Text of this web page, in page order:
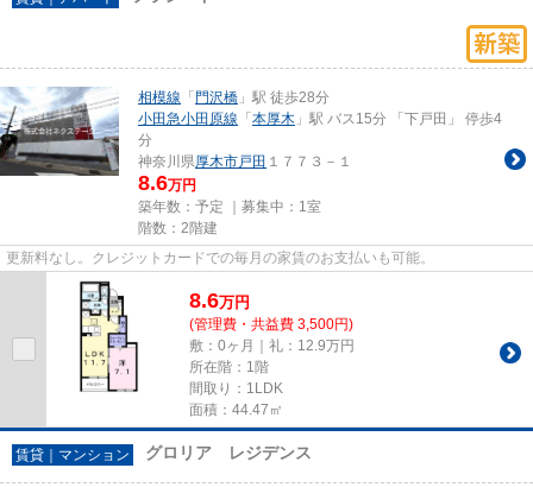
相模線 「門沢橋 」駅 徒歩28分
小田急小田原線 「本厚木 」駅 バス15分 「下戸田」 停歩4
分
神奈川県厚木市戸田 １７７３－１
8.6万円
築年数：予定 ｜募集中： 1室
階数：2階建
更新料なし。クレジットカードでの毎月の家賃のお支払いも可能。
8.6万円
(管理費・共益費 3,500円)
敷：0ヶ月｜礼：12.9万円
所在階：1階
間取り：1LDK
面積：44.47㎡
賃貸｜マンション グロリア レジデンス